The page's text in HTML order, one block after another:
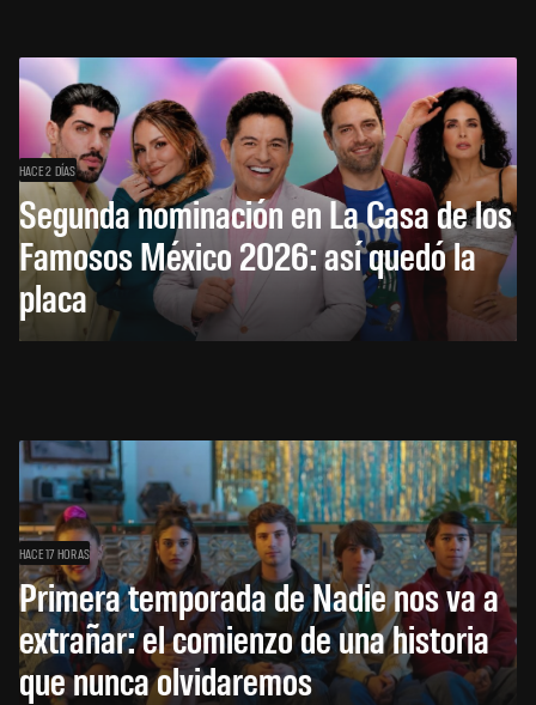
HACE 2 DÍAS
Segunda nominación en La Casa de los
Famosos México 2026: así quedó la
placa
HACE 17 HORAS
Primera temporada de Nadie nos va a
extrañar: el comienzo de una historia
que nunca olvidaremos